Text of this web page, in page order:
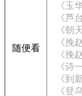
随便看
《玉
《芦
《朝
《挽
《挽
《诗
《到
《登